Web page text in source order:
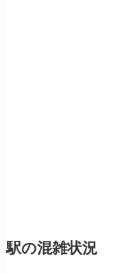
駅の混雑状況